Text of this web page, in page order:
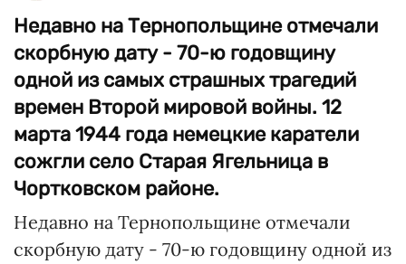
Недавно на Тернопольщине отмечали
скорбную дату - 70-ю годовщину
одной из самых страшных трагедий
времен Второй мировой войны. 12
марта 1944 года немецкие каратели
сожгли село Старая Ягельница в
Чортковском районе.
Недавно на Тернопольщине отмечали
скорбную дату - 70-ю годовщину одной из